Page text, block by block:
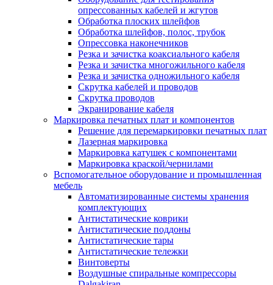
опрессованных кабелей и жгутов
Обработка плоских шлейфов
Обработка шлейфов, полос, трубок
Опрессовка наконечников
Резка и зачистка коаксиального кабеля
Резка и зачистка многожильного кабеля
Резка и зачистка одножильного кабеля
Скрутка кабелей и проводов
Скрутка проводов
Экранирование кабеля
Маркировка печатных плат и компонентов
Решение для перемаркировки печатных плат
Лазерная маркировка
Маркировка катушек с компонентами
Маркировка краской/чернилами
Вспомогательное оборудование и промышленная
мебель
Автоматизированные системы хранения
комплектующих
Антистатические коврики
Антистатические поддоны
Антистатические тары
Антистатические тележки
Винтоверты
Воздушные спиральные компрессоры